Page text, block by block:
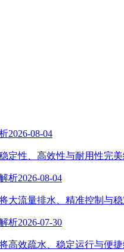
2026-08-04
定性、高效性与耐用性完
析2026-08-04
大流量排水、精准控制与
析2026-07-30
高效疏水、稳定运行与便